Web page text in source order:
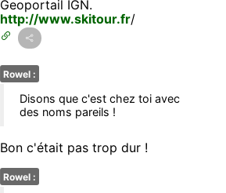
Geoportail IGN.
http://www.skitour.fr/
Rowel :
Disons que c'est chez toi avec
des noms pareils !
Bon c'était pas trop dur !
Rowel :